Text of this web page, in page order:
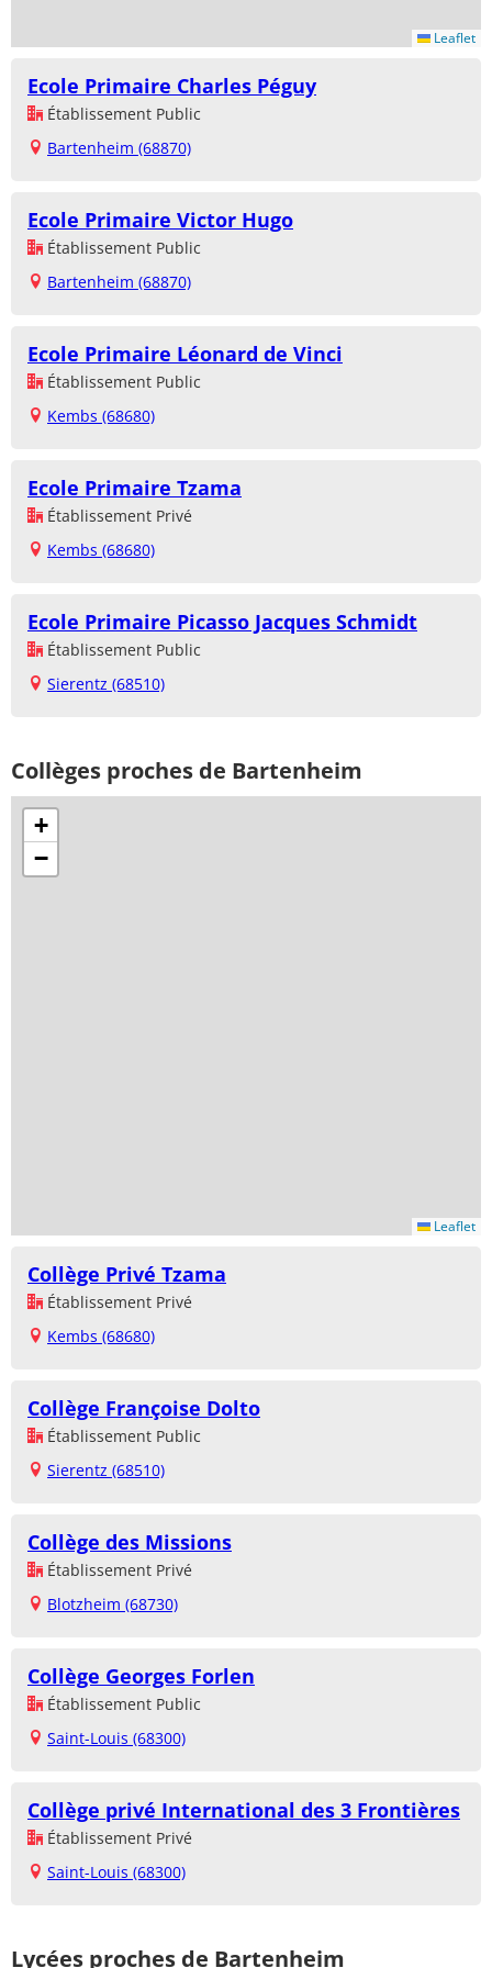
Leaflet
Ecole Primaire Charles Péguy
Établissement Public
Bartenheim (68870)
Ecole Primaire Victor Hugo
Établissement Public
Bartenheim (68870)
Ecole Primaire Léonard de Vinci
Établissement Public
Kembs (68680)
Ecole Primaire Tzama
Établissement Privé
Kembs (68680)
Ecole Primaire Picasso Jacques Schmidt
Établissement Public
Sierentz (68510)
Collèges proches de Bartenheim
+
−
Leaflet
Collège Privé Tzama
Établissement Privé
Kembs (68680)
Collège Françoise Dolto
Établissement Public
Sierentz (68510)
Collège des Missions
Établissement Privé
Blotzheim (68730)
Collège Georges Forlen
Établissement Public
Saint-Louis (68300)
Collège privé International des 3 Frontières
Établissement Privé
Saint-Louis (68300)
Lycées proches de Bartenheim